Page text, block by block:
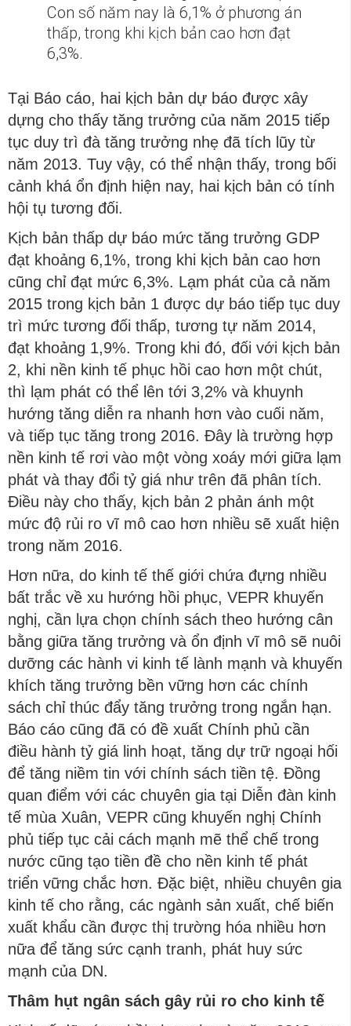
Con số năm nay là 6,1% ở phương án
thấp, trong khi kịch bản cao hơn đạt
6,3%.
Tại Báo cáo, hai kịch bản dự báo được xây
dựng cho thấy tăng trưởng của năm 2015 tiếp
tục duy trì đà tăng trưởng nhẹ đã tích lũy từ
năm 2013. Tuy vậy, có thể nhận thấy, trong bối
cảnh khá ổn định hiện nay, hai kịch bản có tính
hội tụ tương đối.
Kịch bản thấp dự báo mức tăng trưởng GDP
đạt khoảng 6,1%, trong khi kịch bản cao hơn
cũng chỉ đạt mức 6,3%. Lạm phát của cả năm
2015 trong kịch bản 1 được dự báo tiếp tục duy
trì mức tương đối thấp, tương tự năm 2014,
đạt khoảng 1,9%. Trong khi đó, đối với kịch bản
2, khi nền kinh tế phục hồi cao hơn một chút,
thì lạm phát có thể lên tới 3,2% và khuynh
hướng tăng diễn ra nhanh hơn vào cuối năm,
và tiếp tục tăng trong 2016. Đây là trường hợp
nền kinh tế rơi vào một vòng xoáy mới giữa lạm
phát và thay đổi tỷ giá như trên đã phân tích.
Điều này cho thấy, kịch bản 2 phản ánh một
mức độ rủi ro vĩ mô cao hơn nhiều sẽ xuất hiện
trong năm 2016.
Hơn nữa, do kinh tế thế giới chứa đựng nhiều
bất trắc về xu hướng hồi phục, VEPR khuyến
nghị, cần lựa chọn chính sách theo hướng cân
bằng giữa tăng trưởng và ổn định vĩ mô sẽ nuôi
dưỡng các hành vi kinh tế lành mạnh và khuyến
khích tăng trưởng bền vững hơn các chính
sách chỉ thúc đẩy tăng trưởng trong ngắn hạn.
Báo cáo cũng đã có đề xuất Chính phủ cần
điều hành tỷ giá linh hoạt, tăng dự trữ ngoại hối
để tăng niềm tin với chính sách tiền tệ. Đồng
quan điểm với các chuyên gia tại Diễn đàn kinh
tế mùa Xuân, VEPR cũng khuyến nghị Chính
phủ tiếp tục cải cách mạnh mẽ thể chế trong
nước cũng tạo tiền đề cho nền kinh tế phát
triển vững chắc hơn. Đặc biệt, nhiều chuyên gia
kinh tế cho rằng, các ngành sản xuất, chế biến
xuất khẩu cần được thị trường hóa nhiều hơn
nữa để tăng sức cạnh tranh, phát huy sức
mạnh của DN.
Thâm hụt ngân sách gây rủi ro cho kinh tế